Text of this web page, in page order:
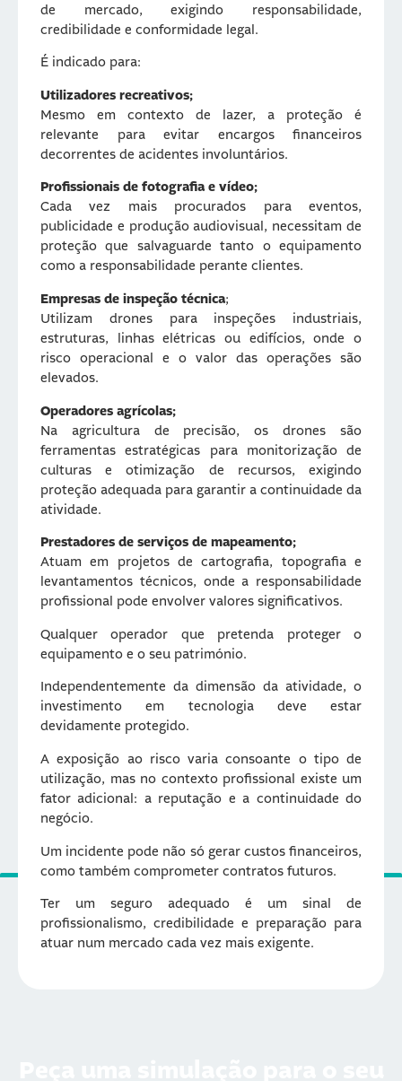
de mercado, exigindo responsabilidade,
credibilidade e conformidade legal.
É indicado para:
Utilizadores recreativos;
Mesmo em contexto de lazer, a proteção é
relevante para evitar encargos financeiros
decorrentes de acidentes involuntários.
Profissionais de fotografia e vídeo;
Cada vez mais procurados para eventos,
publicidade e produção audiovisual, necessitam de
proteção que salvaguarde tanto o equipamento
como a responsabilidade perante clientes.
Empresas de inspeção técnica;
Utilizam drones para inspeções industriais,
estruturas, linhas elétricas ou edifícios, onde o
risco operacional e o valor das operações são
elevados.
Operadores agrícolas;
Na agricultura de precisão, os drones são
ferramentas estratégicas para monitorização de
culturas e otimização de recursos, exigindo
proteção adequada para garantir a continuidade da
atividade.
Prestadores de serviços de mapeamento;
Atuam em projetos de cartografia, topografia e
levantamentos técnicos, onde a responsabilidade
profissional pode envolver valores significativos.
Qualquer operador que pretenda proteger o
equipamento e o seu património.
Independentemente da dimensão da atividade, o
investimento em tecnologia deve estar
devidamente protegido.
A exposição ao risco varia consoante o tipo de
utilização, mas no contexto profissional existe um
fator adicional: a reputação e a continuidade do
negócio.
Um incidente pode não só gerar custos financeiros,
como também comprometer contratos futuros.
Ter um seguro adequado é um sinal de
profissionalismo, credibilidade e preparação para
atuar num mercado cada vez mais exigente.